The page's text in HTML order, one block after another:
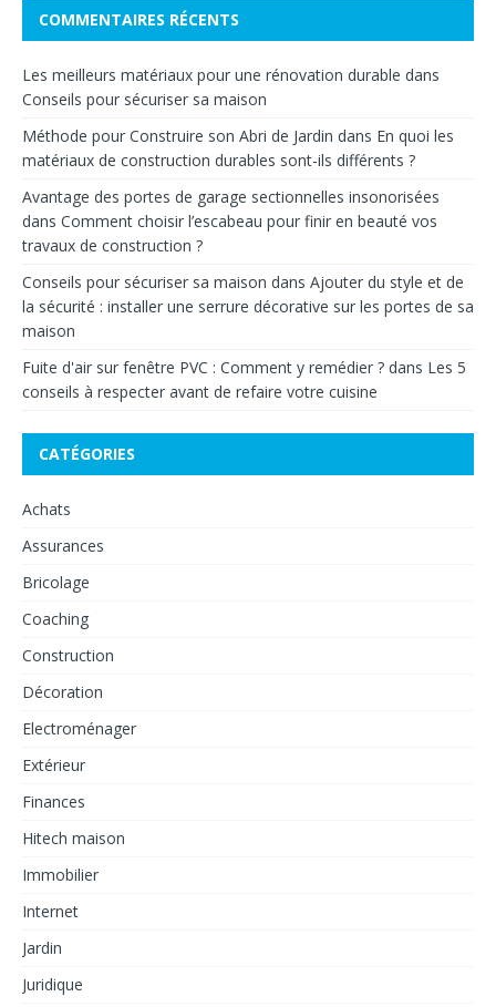
COMMENTAIRES RÉCENTS
Les meilleurs matériaux pour une rénovation durable dans
Conseils pour sécuriser sa maison
Méthode pour Construire son Abri de Jardin dans En quoi les
matériaux de construction durables sont-ils différents ?
Avantage des portes de garage sectionnelles insonorisées
dans Comment choisir l’escabeau pour finir en beauté vos
travaux de construction ?
Conseils pour sécuriser sa maison dans Ajouter du style et de
la sécurité : installer une serrure décorative sur les portes de sa
maison
Fuite d'air sur fenêtre PVC : Comment y remédier ? dans Les 5
conseils à respecter avant de refaire votre cuisine
CATÉGORIES
Achats
Assurances
Bricolage
Coaching
Construction
Décoration
Electroménager
Extérieur
Finances
Hitech maison
Immobilier
Internet
Jardin
Juridique